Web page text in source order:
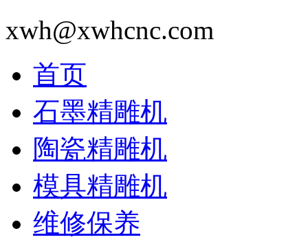
xwh@xwhcnc.com
首页
石墨精雕机
陶瓷精雕机
模具精雕机
维修保养